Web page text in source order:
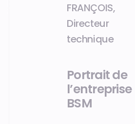
FRANÇOIS,
Directeur
technique
Portrait de
l’entreprise
BSM